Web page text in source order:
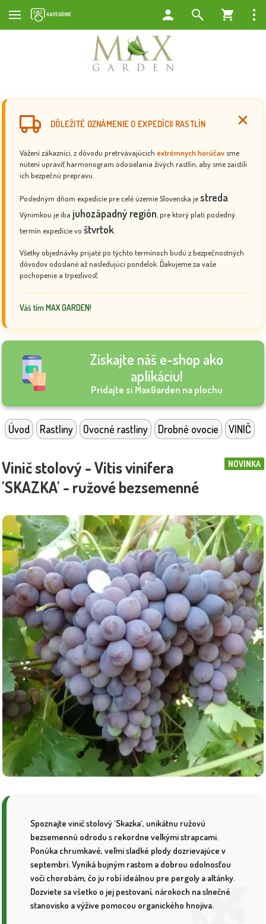
DÔLEŽITÉ OZNÁMENIE O EXPEDÍCII RASTLÍN
Vážení zákazníci, z dôvodu pretrvávajúcich extrémnych horúčav sme
nútení upraviť harmonogram odosielania živých rastlín, aby sme zaistili
ich bezpečnú prepravu.
Posledným dňom expedície pre celé územie Slovenska jestreda
Výnimkou je iba juhozápadný región , pre ktorý platí posledný
termín expedície vo štvrtok
Všetky objednávky prijaté po týchto termínoch budú z bezpečnostných
dôvodov odoslané až nasledujúci pondelok. Ďakujeme za vaše
pochopenie a trpezlivosť.
Váš tím MAX GARDEN!
Získajte náš e-shop ako
aplikáciu!
Pridajte si MaxGarden na plochu
Úvod Rastliny Ovocné rastliny Drobné ovocie VINIČ
NOVINKA
Vinič stolový - Vitis vinifera
'SKAZKA' - ružové bezsemenné
Spoznajte vinič stolový ´Skazka´, unikátnu ružovú
bezsemennú odrodu s rekordne veľkými strapcami.
Ponúka chrumkavé, veľmi sladké plody dozrievajúce v
septembri. Vyniká bujným rastom a dobrou odolnosťou
voči chorobám, čo ju robí ideálnou pre pergoly a altánky.
Dozviete sa všetko o jej pestovaní, nárokoch na slnečné
stanovisko a výžive pomocou organického hnojiva.